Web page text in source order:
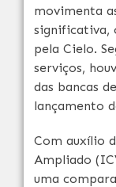
movimenta
significativa,
pela Cielo.
serviços,
das bancas
lançamento
Com auxílio
Ampliado
uma